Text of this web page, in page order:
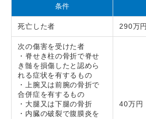
条件
死亡した者 290万円
次の傷害を受けた者
・脊せき柱の骨折で脊せ
き髄を損傷したと認めら
れる症状を有するもの
・上腕又は前腕の骨折で
合併症を有するもの
・大腿又は下腿の骨折
・内臓の破裂で腹膜炎を
40万円